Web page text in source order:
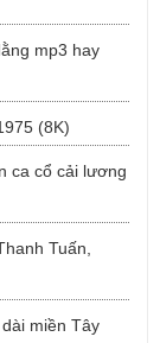
mp3 hay
(8K)
ca cổ cải lương
Tuấn,
miền Tây